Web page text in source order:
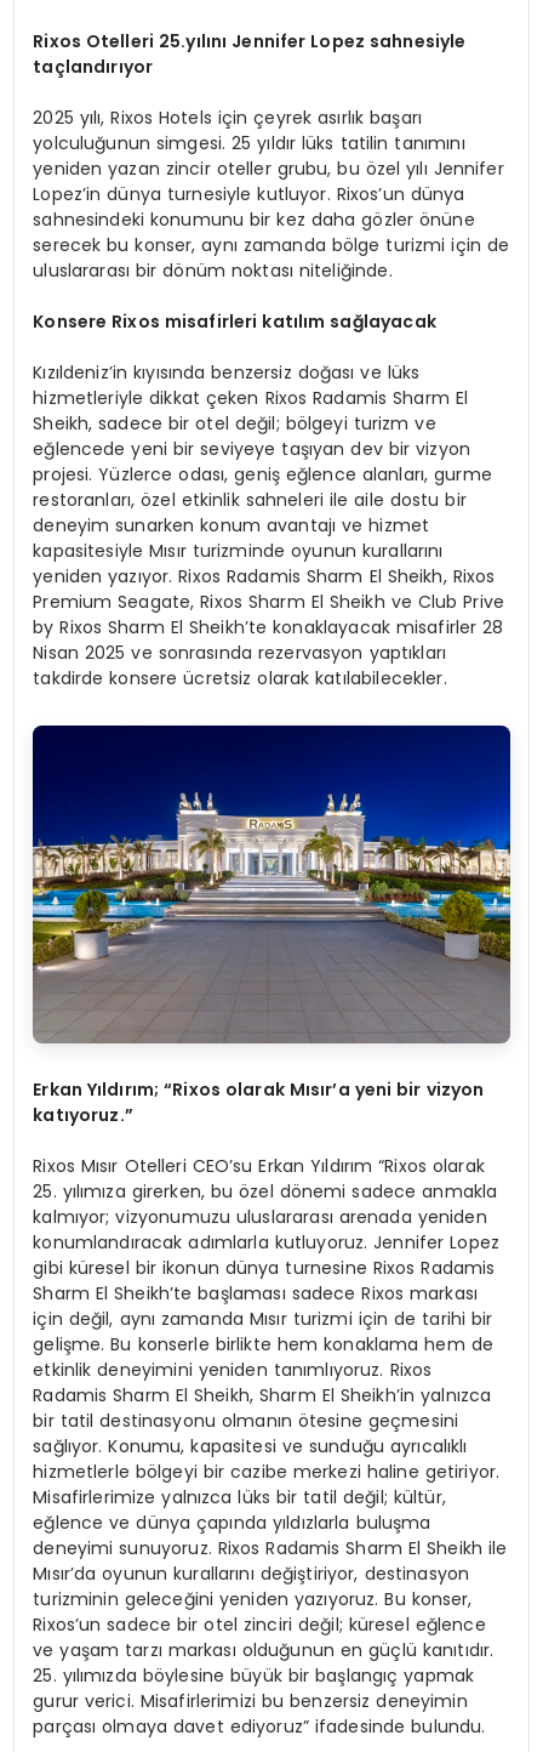
Rixos Otelleri 25.yılını Jennifer Lopez sahnesiyle
taçlandırıyor
2025 yılı, Rixos Hotels için çeyrek asırlık başarı
yolculuğunun simgesi. 25 yıldır lüks tatilin tanımını
yeniden yazan zincir oteller grubu, bu özel yılı Jennifer
Lopez’in dünya turnesiyle kutluyor. Rixos’un dünya
sahnesindeki konumunu bir kez daha gözler önüne
serecek bu konser, aynı zamanda bölge turizmi için de
uluslararası bir dönüm noktası niteliğinde.
Konsere Rixos misafirleri katılım sağlayacak
Kızıldeniz’in kıyısında benzersiz doğası ve lüks
hizmetleriyle dikkat çeken Rixos Radamis Sharm El
Sheikh, sadece bir otel değil; bölgeyi turizm ve
eğlencede yeni bir seviyeye taşıyan dev bir vizyon
projesi. Yüzlerce odası, geniş eğlence alanları, gurme
restoranları, özel etkinlik sahneleri ile aile dostu bir
deneyim sunarken konum avantajı ve hizmet
kapasitesiyle Mısır turizminde oyunun kurallarını
yeniden yazıyor. Rixos Radamis Sharm El Sheikh, Rixos
Premium Seagate, Rixos Sharm El Sheikh ve Club Prive
by Rixos Sharm El Sheikh’te konaklayacak misafirler 28
Nisan 2025 ve sonrasında rezervasyon yaptıkları
takdirde konsere ücretsiz olarak katılabilecekler.
Erkan Yıldırım; “Rixos olarak Mısır’a yeni bir vizyon
katıyoruz.”
Rixos Mısır Otelleri CEO’su Erkan Yıldırım “Rixos olarak
25. yılımıza girerken, bu özel dönemi sadece anmakla
kalmıyor; vizyonumuzu uluslararası arenada yeniden
konumlandıracak adımlarla kutluyoruz. Jennifer Lopez
gibi küresel bir ikonun dünya turnesine Rixos Radamis
Sharm El Sheikh’te başlaması sadece Rixos markası
için değil, aynı zamanda Mısır turizmi için de tarihi bir
gelişme. Bu konserle birlikte hem konaklama hem de
etkinlik deneyimini yeniden tanımlıyoruz. Rixos
Radamis Sharm El Sheikh, Sharm El Sheikh’in yalnızca
bir tatil destinasyonu olmanın ötesine geçmesini
sağlıyor. Konumu, kapasitesi ve sunduğu ayrıcalıklı
hizmetlerle bölgeyi bir cazibe merkezi haline getiriyor.
Misafirlerimize yalnızca lüks bir tatil değil; kültür,
eğlence ve dünya çapında yıldızlarla buluşma
deneyimi sunuyoruz. Rixos Radamis Sharm El Sheikh ile
Mısır’da oyunun kurallarını değiştiriyor, destinasyon
turizminin geleceğini yeniden yazıyoruz. Bu konser,
Rixos’un sadece bir otel zinciri değil; küresel eğlence
ve yaşam tarzı markası olduğunun en güçlü kanıtıdır.
25. yılımızda böylesine büyük bir başlangıç yapmak
gurur verici. Misafirlerimizi bu benzersiz deneyimin
parçası olmaya davet ediyoruz” ifadesinde bulundu.